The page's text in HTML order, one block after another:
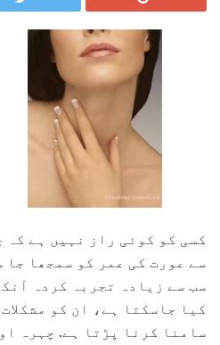
کسی کو کوئی راز نہیں ہے
سے عورت کی عمر کو سمجھا جا
سب سے زیادہ تجربہ کردہ
کیا جاسکتا ہے، ان کو
سامنا کرنا پڑتا ہے. چہرہ